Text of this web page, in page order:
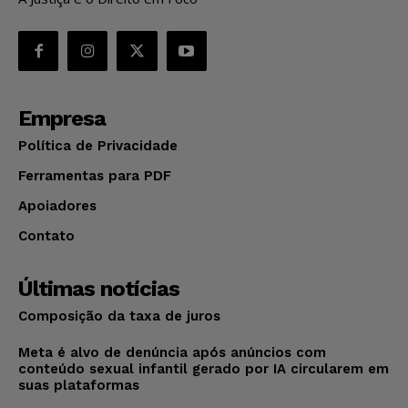
Empresa
Política de Privacidade
Ferramentas para PDF
Apoiadores
Contato
Últimas notícias
Composição da taxa de juros
Meta é alvo de denúncia após anúncios com
conteúdo sexual infantil gerado por IA circularem em
suas plataformas